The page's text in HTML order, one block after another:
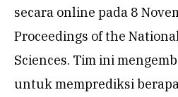
secara online pada 8
Proceedings of the
Sciences. Tim ini
untuk memprediksi